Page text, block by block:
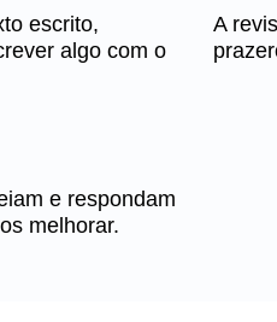
escrito,
algo com o
A
e respondam
melhorar.